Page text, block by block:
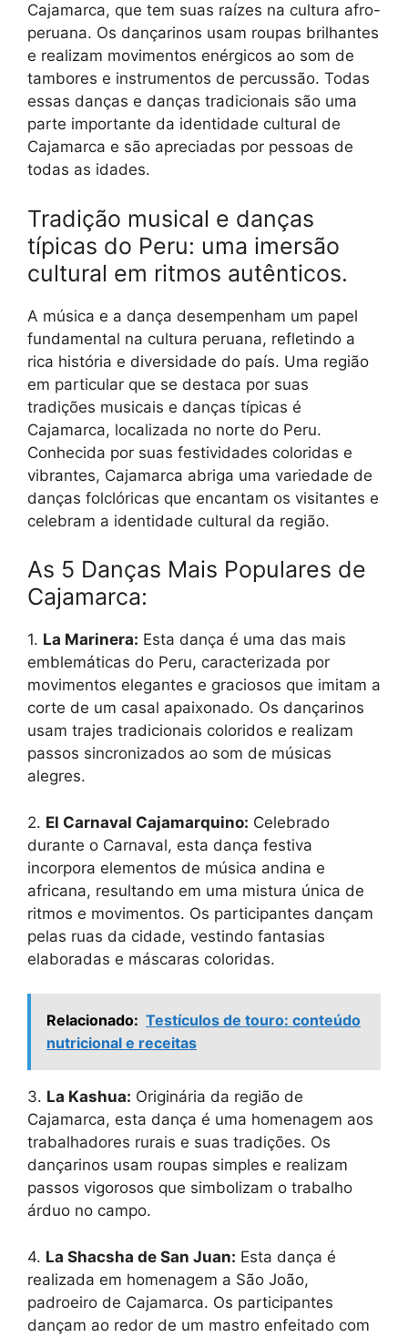
Cajamarca, que tem suas raízes na cultura afro-
peruana. Os dançarinos usam roupas brilhantes
e realizam movimentos enérgicos ao som de
tambores e instrumentos de percussão. Todas
essas danças e danças tradicionais são uma
parte importante da identidade cultural de
Cajamarca e são apreciadas por pessoas de
todas as idades.
Tradição musical e danças
típicas do Peru: uma imersão
cultural em ritmos autênticos.
A música e a dança desempenham um papel
fundamental na cultura peruana, refletindo a
rica história e diversidade do país. Uma região
em particular que se destaca por suas
tradições musicais e danças típicas é
Cajamarca, localizada no norte do Peru.
Conhecida por suas festividades coloridas e
vibrantes, Cajamarca abriga uma variedade de
danças folclóricas que encantam os visitantes e
celebram a identidade cultural da região.
As 5 Danças Mais Populares de
Cajamarca:
1. La Marinera: Esta dança é uma das mais
emblemáticas do Peru, caracterizada por
movimentos elegantes e graciosos que imitam a
corte de um casal apaixonado. Os dançarinos
usam trajes tradicionais coloridos e realizam
passos sincronizados ao som de músicas
alegres.
2. El Carnaval Cajamarquino: Celebrado
durante o Carnaval, esta dança festiva
incorpora elementos de música andina e
africana, resultando em uma mistura única de
ritmos e movimentos. Os participantes dançam
pelas ruas da cidade, vestindo fantasias
elaboradas e máscaras coloridas.
Relacionado: Testículos de touro: conteúdo
nutricional e receitas
3. La Kashua: Originária da região de
Cajamarca, esta dança é uma homenagem aos
trabalhadores rurais e suas tradições. Os
dançarinos usam roupas simples e realizam
passos vigorosos que simbolizam o trabalho
árduo no campo.
4. La Shacsha de San Juan: Esta dança é
realizada em homenagem a São João,
padroeiro de Cajamarca. Os participantes
dançam ao redor de um mastro enfeitado com